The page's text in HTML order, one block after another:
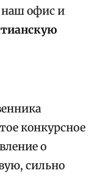
наш офис и
конкурсное
о
сильно